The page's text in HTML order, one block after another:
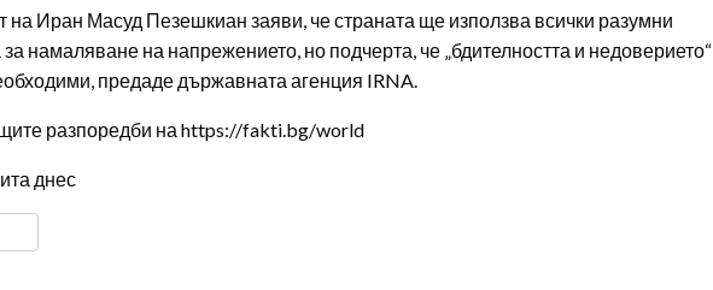
на Иран Масуд Пезешкиан заяви, че страната ще използва всички разумни
намаляване на напрежението, но подчерта, че „бдителността и недоверието“
предаде държавната агенция IRNA.
разпоредби на https://fakti.bg/world
днес